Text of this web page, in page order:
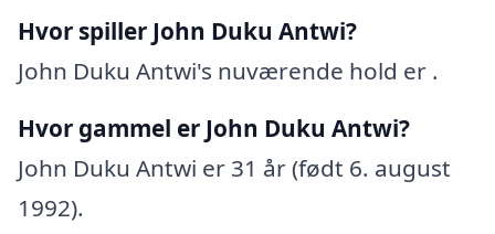
Hvor spiller John Duku Antwi?
John Duku Antwi's nuværende hold er .
Hvor gammel er John Duku Antwi?
John Duku Antwi er 31 år (født 6. august
1992).